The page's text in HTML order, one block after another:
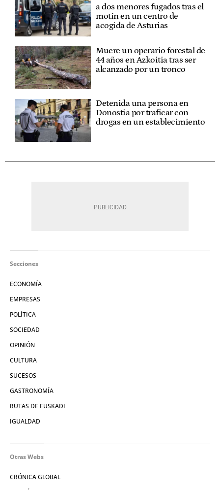
a dos menores fugados tras el
motín en un centro de
acogida de Asturias
Muere un operario forestal de
44 años en Azkoitia tras ser
alcanzado por un tronco
Detenida una persona en
Donostia por traficar con
drogas en un establecimiento
Secciones
ECONOMÍA
EMPRESAS
POLÍTICA
SOCIEDAD
OPINIÓN
CULTURA
SUCESOS
GASTRONOMÍA
RUTAS DE EUSKADI
IGUALDAD
Otras Webs
CRÓNICA GLOBAL